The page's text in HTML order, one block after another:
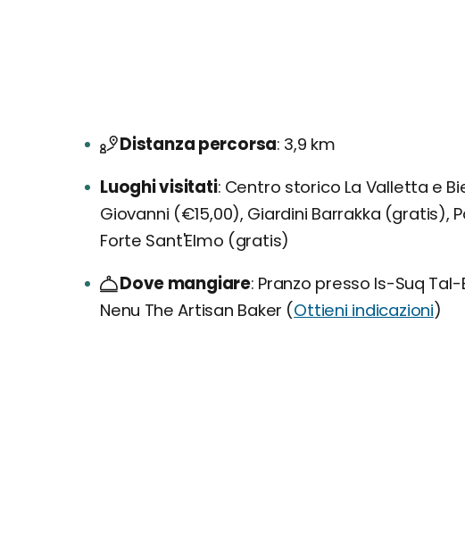
Distanza percorsa 3,9 km
Luoghi visitati Centro storico La Valletta e
Giovanni (€15,00), Giardini Barrakka (gratis),
Forte Sant'Elmo (gratis)
Dove mangiare Pranzo presso Is-Suq
Nenu The Artisan Baker (Ottieni indicazioni)